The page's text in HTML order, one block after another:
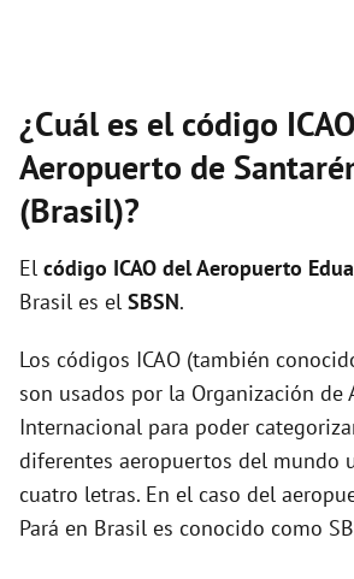
¿Cuál es el código
Aeropuerto de
(Brasil)?
El código ICAO delAeropuerto
Brasil es el SBSN.
Los códigos ICAO (también
son usados por la Organización de
Internacional para poder
diferentes aeropuertos del mundo
cuatro letras. En el caso del
Pará en Brasil es conocido como